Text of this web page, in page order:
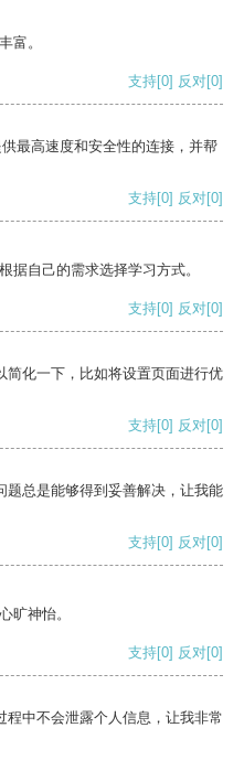
富。
支持[0] 反对[0]
最高速度和安全性的连接，并帮
支持[0] 反对[0]
据自己的需求选择学习方式。
支持[0] 反对[0]
简化一下，比如将设置页面进行优
支持[0] 反对[0]
题总是能够得到妥善解决，让我能
支持[0] 反对[0]
旷神怡。
支持[0] 反对[0]
中不会泄露个人信息，让我非常